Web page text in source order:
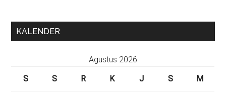
KALENDER
Agustus 2026
S
S R K J S M